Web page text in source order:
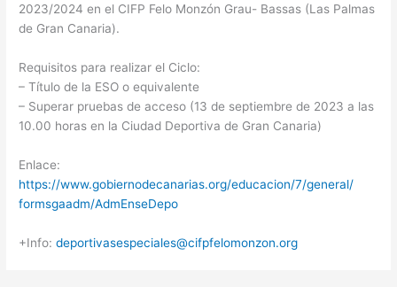
2023/2024 en el CIFP Felo Monzón Grau- Bassas (Las Palmas
de Gran Canaria).
Requisitos para realizar el Ciclo:
– Título de la ESO o equivalente
– Superar pruebas de acceso (13 de septiembre de 2023 a las
10.00 horas en la Ciudad Deportiva de Gran Canaria)
Enlace:
https://www.gobiernodecanarias.org/educacion/7/general/
formsgaadm/AdmEnseDepo
+Info:deportivasespeciales@cifpfelomonzon.org